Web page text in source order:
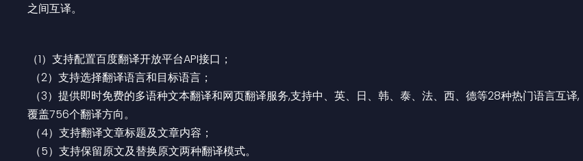
之间互译。
（1）支持配置百度翻译开放平台API接口；
（2）支持选择翻译语言和目标语言；
覆盖756个翻译方向。
（4）支持翻译文章标题及文章内容；
（5）支持保留原文及替换原文两种翻译模式。